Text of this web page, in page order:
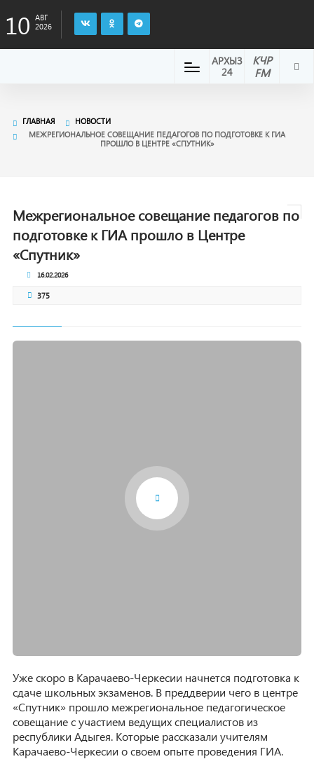
10
АВГ
2026
КЧР
FM
АРХЫЗ
24
ГЛАВНАЯ
НОВОСТИ
МЕЖРЕГИОНАЛЬНОЕ СОВЕЩАНИЕ ПЕДАГОГОВ ПО ПОДГОТОВКЕ К ГИА
ПРОШЛО В ЦЕНТРЕ «СПУТНИК»
Межрегиональное совещание педагогов по
подготовке к ГИА прошло в Центре
«Спутник»
16.02.2026
375
Уже скоро в Карачаево-Черкесии начнется подготовка к
сдаче школьных экзаменов. В преддверии чего в центре
«Спутник» прошло межрегиональное педагогическое
совещание с участием ведущих специалистов из
республики Адыгея. Которые рассказали учителям
Карачаево-Черкесии о своем опыте проведения ГИА.